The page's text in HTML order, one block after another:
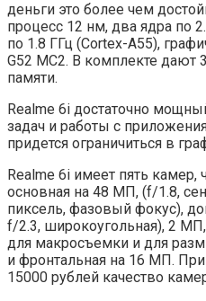
деньги это более чем
процесс 12 нм, два ядра по
по 1.8 ГГц (Cortex-A55),
G52 MC2. В комплекте дают
памяти.
Realme 6i достаточно
задач и работы с
придется ограничиться в
Realme 6i имеет пять камер,
основная на 48 МП, (f/1.8,
пиксель, фазовый фокус),
f/2.3, широкоугольная), 2
для макросъемки и для
и фронтальная на 16 МП.
15000 рублей качество